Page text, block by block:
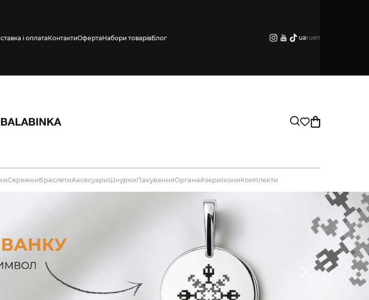
і оплатаКонтактиОфертаНабори товарівБлог uaruen
СережкиБраслетиАксесуариШнуркиПакуванняОрганайзериІкониКомплекти